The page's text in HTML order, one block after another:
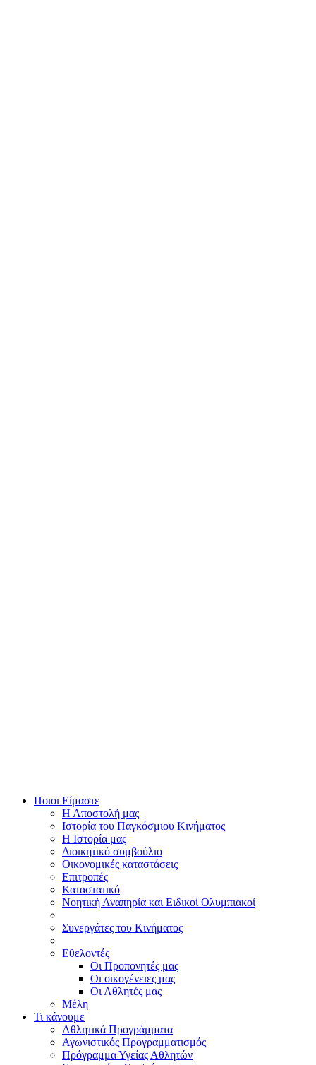
Ποιοι Είμαστε
Η Αποστολή μας
Ιστορία του Παγκόσμιου Κινήματος
Η Ιστορία μας
Διοικητικό συμβούλιο
Οικονομικές καταστάσεις
Επιτροπές
Καταστατικό
Νοητική Αναπηρία και Ειδικοί Ολυμπιακοί
Συνεργάτες του Κινήματος
Εθελοντές
Οι Προπονητές μας
Οι οικογένειες μας
Οι Αθλητές μας
Μέλη
Τι κάνουμε
Αθλητικά Προγράμματα
Αγωνιστικός Προγραμματισμός
Πρόγραμμα Υγείας Αθλητών